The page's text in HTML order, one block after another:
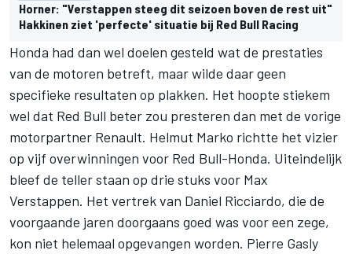
Horner: "Verstappen steeg dit seizoen boven de rest uit"
Hakkinen ziet 'perfecte' situatie bij Red Bull Racing
Honda had dan wel doelen gesteld wat de prestaties
van de motoren betreft, maar wilde daar geen
specifieke resultaten op plakken. Het hoopte stiekem
wel dat Red Bull beter zou presteren dan met de vorige
motorpartner Renault. Helmut Marko richtte het vizier
op vijf overwinningen voor Red Bull-Honda. Uiteindelijk
bleef de teller staan op drie stuks voor Max
Verstappen. Het vertrek van Daniel Ricciardo, die de
voorgaande jaren doorgaans goed was voor een zege,
kon niet helemaal opgevangen worden. Pierre Gasly